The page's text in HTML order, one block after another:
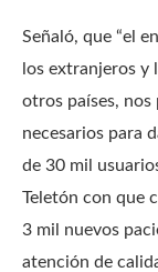
Señaló, que “el
los extranjeros y
otros países,
necesarios para
de 30 mil
Teletón con que
3 mil nuevos
atención de